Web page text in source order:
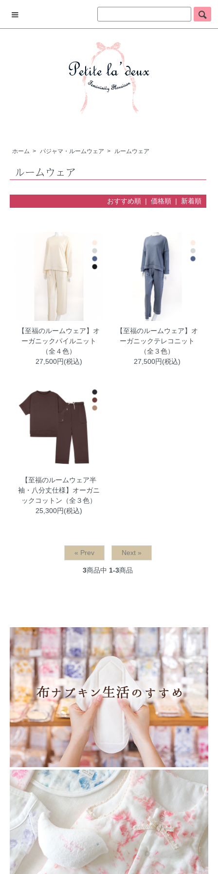
ホーム > パジャマ・ルームウェア > ルームウェア
ルームウェア
おすすめ順 | 価格順| 新着順
【至福のルームウェア】オ
ーガニックパイルニット
（全４色）
27,500円(税込)
【至福のルームウェア】オ
ーガニックテレコニット
（全３色）
27,500円(税込)
【至福のルームウェア半
袖・八分丈仕様】オーガニ
ックコットン（全３色）
25,300円(税込)
« Prev Next »
3商品中 1-3商品